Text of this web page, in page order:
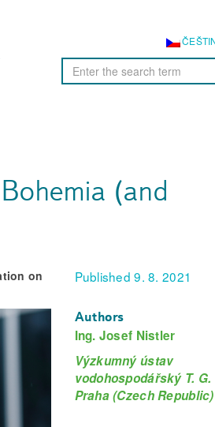
(and
on
Published 9. 8. 2021
Authors
Ing. Josef Nistler
Výzkumný ústav
vodohospodářský T.
Praha (Czech Republic)